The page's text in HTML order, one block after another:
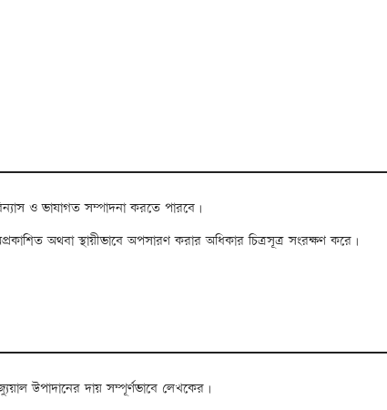
ও ভাষাগত সম্পাদনা করতে পারবে।
অথবা স্থায়ীভাবে অপসারণ করার অধিকার চিত্রসূত্র সংরক্ষণ করে।
উপাদানের দায় সম্পূর্ণভাবে লেখকের।